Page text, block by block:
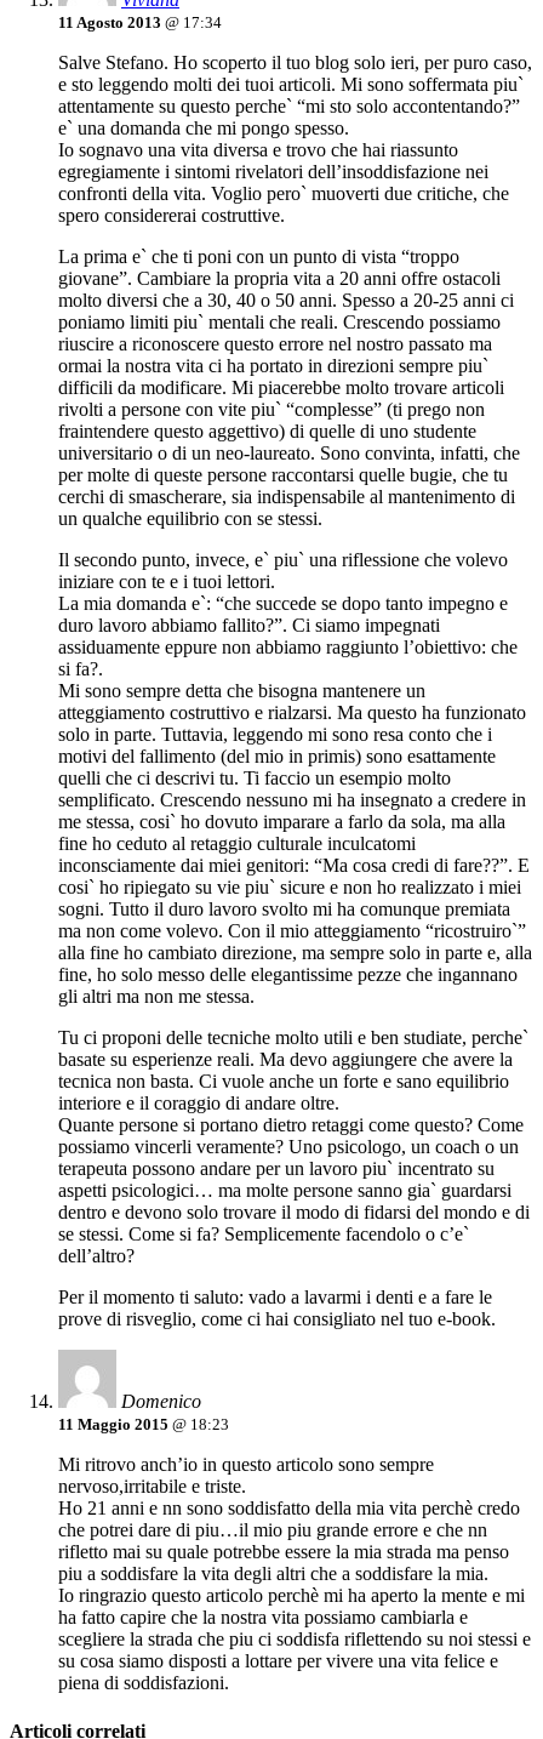
11 Agosto 2013 @ 17:34
Salve Stefano. Ho scoperto il tuo blog solo ieri, per puro caso,
e sto leggendo molti dei tuoi articoli. Mi sono soffermata piu`
attentamente su questo perche` “mi sto solo accontentando?”
e` una domanda che mi pongo spesso.
Io sognavo una vita diversa e trovo che hai riassunto
egregiamente i sintomi rivelatori dell’insoddisfazione nei
confronti della vita. Voglio pero` muoverti due critiche, che
spero considererai costruttive.
La prima e` che ti poni con un punto di vista “troppo
giovane”. Cambiare la propria vita a 20 anni offre ostacoli
molto diversi che a 30, 40 o 50 anni. Spesso a 20-25 anni ci
poniamo limiti piu` mentali che reali. Crescendo possiamo
riuscire a riconoscere questo errore nel nostro passato ma
ormai la nostra vita ci ha portato in direzioni sempre piu`
difficili da modificare. Mi piacerebbe molto trovare articoli
rivolti a persone con vite piu` “complesse” (ti prego non
fraintendere questo aggettivo) di quelle di uno studente
universitario o di un neo-laureato. Sono convinta, infatti, che
per molte di queste persone raccontarsi quelle bugie, che tu
cerchi di smascherare, sia indispensabile al mantenimento di
un qualche equilibrio con se stessi.
Il secondo punto, invece, e` piu` una riflessione che volevo
iniziare con te e i tuoi lettori.
La mia domanda e`: “che succede se dopo tanto impegno e
duro lavoro abbiamo fallito?”. Ci siamo impegnati
assiduamente eppure non abbiamo raggiunto l’obiettivo: che
si fa?.
Mi sono sempre detta che bisogna mantenere un
atteggiamento costruttivo e rialzarsi. Ma questo ha funzionato
solo in parte. Tuttavia, leggendo mi sono resa conto che i
motivi del fallimento (del mio in primis) sono esattamente
quelli che ci descrivi tu. Ti faccio un esempio molto
semplificato. Crescendo nessuno mi ha insegnato a credere in
me stessa, cosi` ho dovuto imparare a farlo da sola, ma alla
fine ho ceduto al retaggio culturale inculcatomi
inconsciamente dai miei genitori: “Ma cosa credi di fare??”. E
cosi` ho ripiegato su vie piu` sicure e non ho realizzato i miei
sogni. Tutto il duro lavoro svolto mi ha comunque premiata
ma non come volevo. Con il mio atteggiamento “ricostruiro`”
alla fine ho cambiato direzione, ma sempre solo in parte e, alla
fine, ho solo messo delle elegantissime pezze che ingannano
gli altri ma non me stessa.
Tu ci proponi delle tecniche molto utili e ben studiate, perche`
basate su esperienze reali. Ma devo aggiungere che avere la
tecnica non basta. Ci vuole anche un forte e sano equilibrio
interiore e il coraggio di andare oltre.
Quante persone si portano dietro retaggi come questo? Come
possiamo vincerli veramente? Uno psicologo, un coach o un
terapeuta possono andare per un lavoro piu` incentrato su
aspetti psicologici… ma molte persone sanno gia` guardarsi
dentro e devono solo trovare il modo di fidarsi del mondo e di
se stessi. Come si fa? Semplicemente facendolo o c’e`
dell’altro?
Per il momento ti saluto: vado a lavarmi i denti e a fare le
prove di risveglio, come ci hai consigliato nel tuo e-book.
Domenico
11 Maggio 2015 @ 18:23
Mi ritrovo anch’io in questo articolo sono sempre
nervoso,irritabile e triste.
Ho 21 anni e nn sono soddisfatto della mia vita perchè credo
che potrei dare di piu…il mio piu grande errore e che nn
rifletto mai su quale potrebbe essere la mia strada ma penso
piu a soddisfare la vita degli altri che a soddisfare la mia.
Io ringrazio questo articolo perchè mi ha aperto la mente e mi
ha fatto capire che la nostra vita possiamo cambiarla e
scegliere la strada che piu ci soddisfa riflettendo su noi stessi e
su cosa siamo disposti a lottare per vivere una vita felice e
piena di soddisfazioni.
Articoli correlati